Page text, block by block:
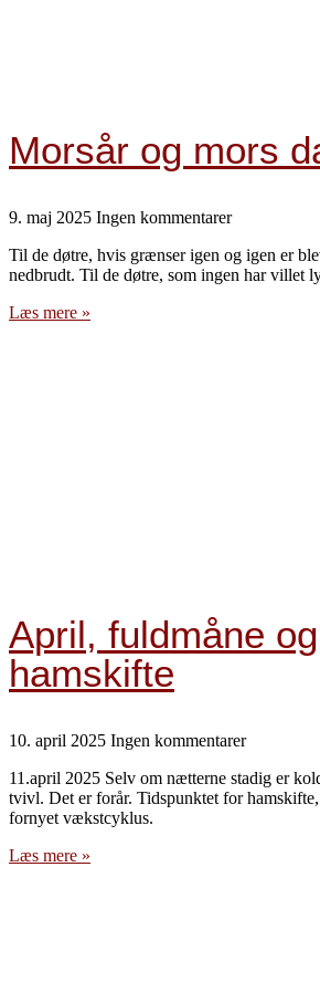
Morsår og mors
9. maj 2025 Ingen kommentarer
Til de døtre, hvis grænser igen og igen er
nedbrudt. Til de døtre, som ingen har villet
Læs mere »
April, fuldmåne og
hamskifte
10. april 2025 Ingen kommentarer
11.april 2025 Selv om nætterne stadig er
tvivl. Det er forår. Tidspunktet for
fornyet vækstcyklus.
Læs mere »